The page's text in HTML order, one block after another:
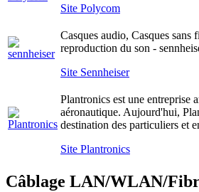
Site Polycom
Casques audio, Casques
reproduction du son -
Site Sennheiser
Plantronics est une entreprise
aéronautique. Aujourd'hui,
destination des particuliers et
Site Plantronics
Câblage LAN/WLAN/